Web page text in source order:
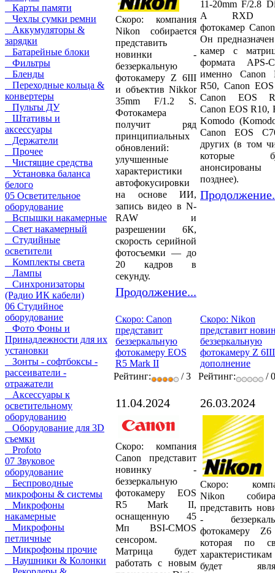
Карты памяти
Чехлы сумки ремни
Аккумуляторы &
зарядки
Батарейные блоки
Фильтры
Бленды
Переходные кольца &
конвертеры
Пульты ДУ
Штативы и
аксессуары
Держатели
Прочее
Чистящие средства
Установка баланса
белого
05 Осветительное
оборудование
Вспышки накамерные
Свет накамерный
Студийные
осветители
Комплекты света
Лампы
Синхронизаторы
(Радио ИК кабели)
06 Студийное
оборудование
Фото Фоны и
Принадлежности для их
установки
Зонты - софтбоксы -
рассеиватели -
отражатели
Аксессуары к
осветительному
оборудованию
Оборудование для 3D
съемки
Profoto
07 Звуковое
оборудование
Беспроводные
микрофоны & системы
Микрофоны
накамерные
Микрофоны
петличные
Микрофоны прочие
Наушники & Колонки
Скоро: компания
Nikon собирается
представить
новинки -
беззеркальную
фотокамеру Z 6III
и объектив Nikkor
35mm F/1.2 S.
Фотокамера
получит ряд
принципиальных
обновлений:
улучшенные
характеристики
автофокусировки
на основе ИИ,
запись видео в N-
RAW и
разрешении 6К,
скорость серийной
фотосъемки — до
20 кадров в
секунду.
Продолжение...
11-20mm F/2.8
A RXD
фотокамер
Он
камер с
формата APS-
именно Canon
R50, Canon
Canon EOS
Canon EOS R10,
Komodo
Canon EOS
других (в том
которые
анонсированы
позднее).
Скоро: Canon
представит
беззеркальную
фотокамеру EOS
R5 Mark II
Рейтинг:
/ 3
11.04.2024
Скоро: компания
Canon представит
новинку -
беззеркальную
фотокамеру EOS
R5 Mark II,
оснащенную 45
Мп BSI-CMOS
сенсором.
Матрица будет
работать с новым
Скоро: Nikon
представит
беззеркальную
фотокамеру Z
дополнение
Рейтинг:
/ 0
26.03.2024
Скоро:
Nikon
представить
-
фотокамеру
которая по
характеристикам
будет